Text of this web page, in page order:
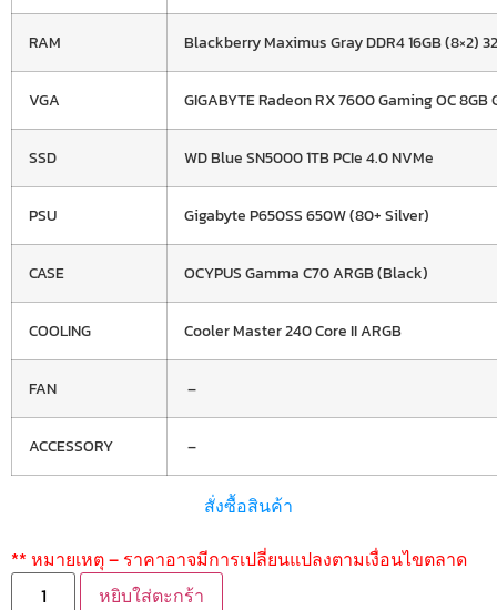
RAM Blackberry Maximus Gray DDR4 16GB (8×2)
VGA GIGABYTE Radeon RX 7600 Gaming OC 8GB
SSD WD Blue SN5000 1TB PCIe 4.0 NVMe
PSU Gigabyte P650SS 650W (80+ Silver)
CASE OCYPUS Gamma C70 ARGB (Black)
COOLING Cooler Master 240 Core II ARGB
FAN –
ACCESSORY –
สั่งซื้อสินค้า
** หมายเหตุ – ราคาอาจมีการเปลี่ยนแปลงตามเงื่อนไขตลาด
หยิบใส่ตะกร้า